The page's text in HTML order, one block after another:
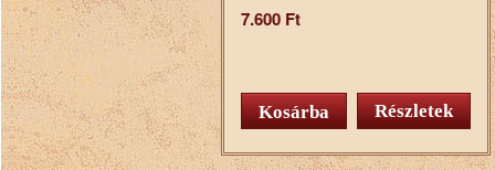
7.600 Ft
Részletek